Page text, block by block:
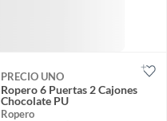
PRECIO UNO
Ropero 6 Puertas 2 Cajones
Chocolate PU
Ropero